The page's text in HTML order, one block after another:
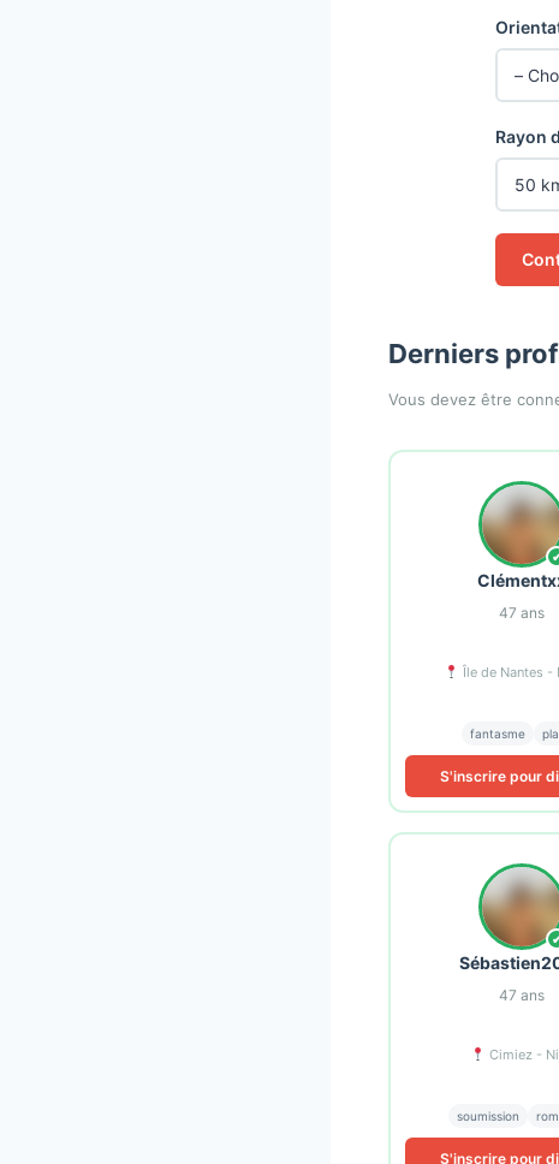
Rayon
Derniers
Vous devez être
47 ans
Île de Nantes -
fantasme
S'inscrire pour
47 ans
Cimiez -
soumission
S'inscrire pour